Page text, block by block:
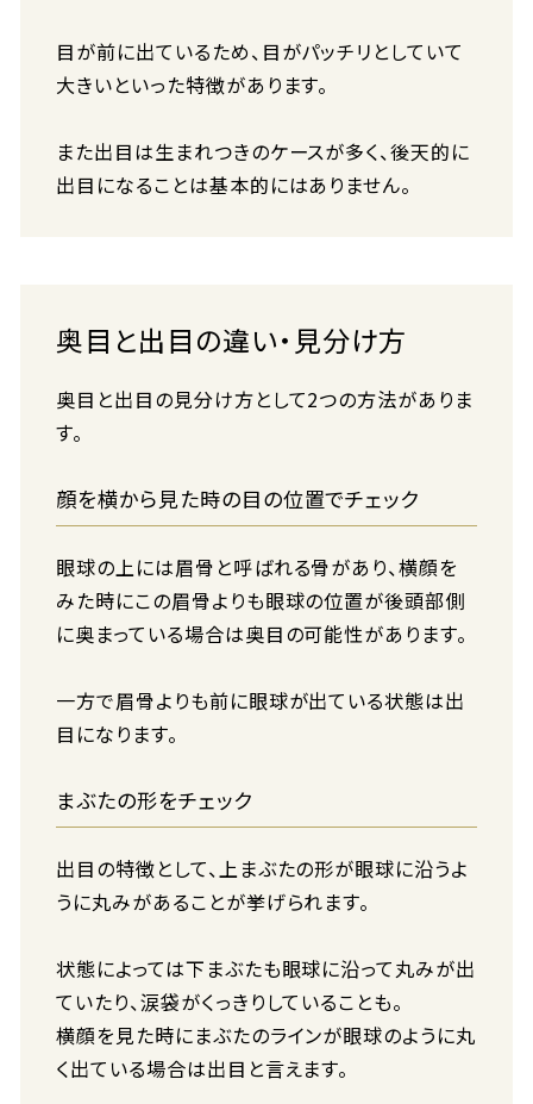
目が前に出ているため、目がパッチリとしていて
大きいといった特徴があります。
また出目は生まれつきのケースが多く、後天的に
出目になることは基本的にはありません。
奥目と出目の違い・見分け方
奥目と出目の見分け方として2つの方法がありま
す。
顔を横から見た時の目の位置でチェック
眼球の上には眉骨と呼ばれる骨があり、横顔を
みた時にこの眉骨よりも眼球の位置が後頭部側
に奥まっている場合は奥目の可能性があります。
一方で眉骨よりも前に眼球が出ている状態は出
目になります。
まぶたの形をチェック
出目の特徴として、上まぶたの形が眼球に沿うよ
うに丸みがあることが挙げられます。
状態によっては下まぶたも眼球に沿って丸みが出
ていたり、涙袋がくっきりしていることも。
横顔を見た時にまぶたのラインが眼球のように丸
く出ている場合は出目と言えます。